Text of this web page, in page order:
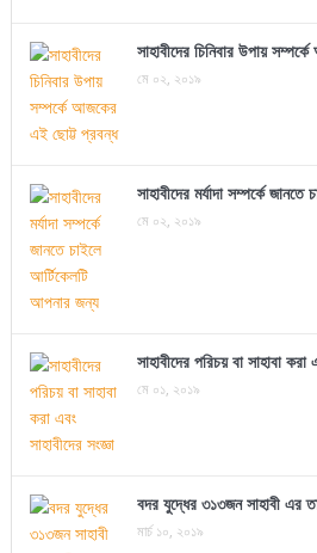
সাহাবীদের চিনিবার উপায়
মে ০২, ২০১৯
সাহাবীদের মর্যাদা সম্পর্কে
মে ০২, ২০১৯
সাহাবীদের পরিচয় বা সাহাবা করা
মে ০১, ২০১৯
বদর যুদ্ধের ৩১৩জন সাহাবী এর
মার্চ ১০, ২০১৯